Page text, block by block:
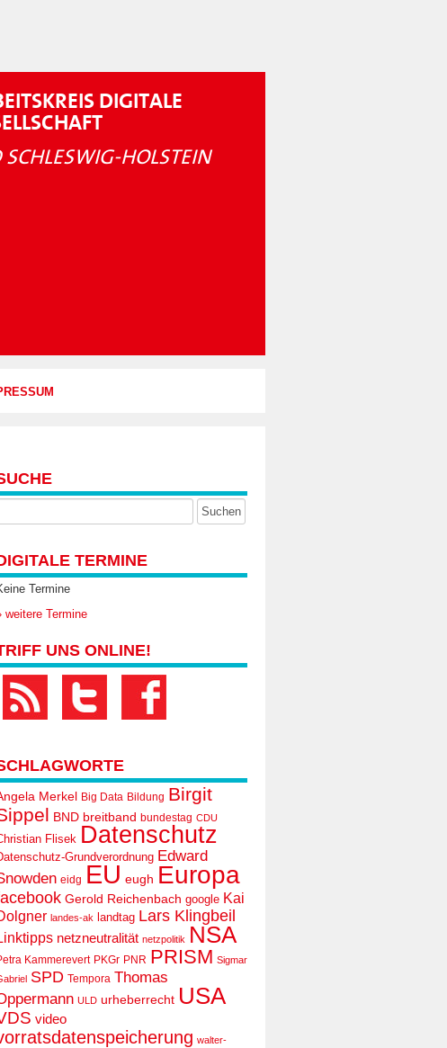
DIGITALE
SCHLESWIG-HOLSTEIN
TERMINE
Termine
weitere Termine
UNS ONLINE!
Merkel Big Data Bildung Birgit
BND breitband bundestag CDU
Flisek Datenschutz
Grundverordnung Edward
eidg EU eugh Europa
Gerold Reichenbach google Kai
landes-ak landtag Lars Klingbeil
netzneutralität netzpolitik NSA
Kammerevert PKGr PNR PRISM Sigmar
SPD Tempora Thomas
ULD urheberrecht USA
video
walter-